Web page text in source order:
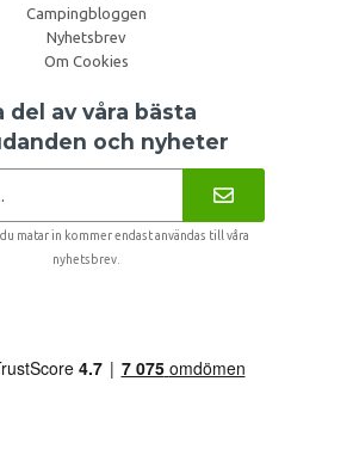
Campingbloggen
Nyhetsbrev
Om Cookies
del av våra bästa
och nyheter
matar in kommer endast användas till våra
nyhetsbrev.